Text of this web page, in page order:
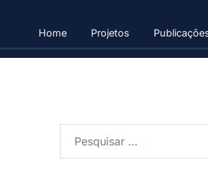
Home Projetos